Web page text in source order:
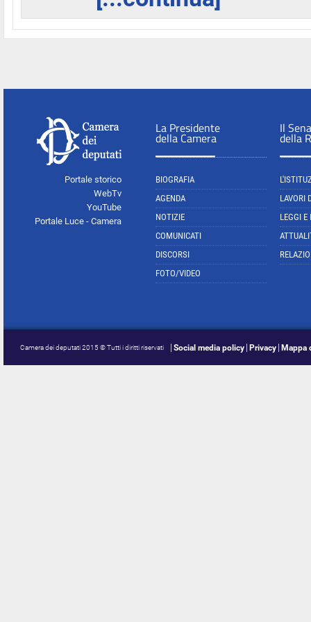
Portale storico
WebTv
YouTube
Portale Luce - Camera
La Presidente
della Camera
BIOGRAFIA
AGENDA
NOTIZIE
COMUNICATI
DISCORSI
FOTO/VIDEO
Il
della
LAVORI
LEGGI E
Camera dei deputati 2015 © Tutti i diritti riservati Social media policy Privacy Mappa